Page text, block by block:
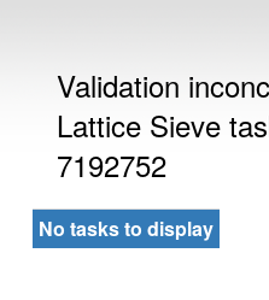
Validation
Lattice Sieve
7192752
No tasks to display